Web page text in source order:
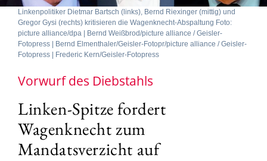
Linkenpolitiker Dietmar Bartsch (links), Bernd Riexinger (mittig) und
Gregor Gysi (rechts) kritisieren die Wagenknecht-Abspaltung Foto:
picture alliance/dpa | Bernd Weißbrod/picture alliance / Geisler-
Fotopress | Bernd Elmenthaler/Geisler-Fotopr/picture alliance / Geisler-
Fotopress | Frederic Kern/Geisler-Fotopress
Vorwurf des Diebstahls
Linken-Spitze fordert
Wagenknecht zum
Mandatsverzicht auf